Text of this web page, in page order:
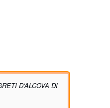
D'ALCOVA DI